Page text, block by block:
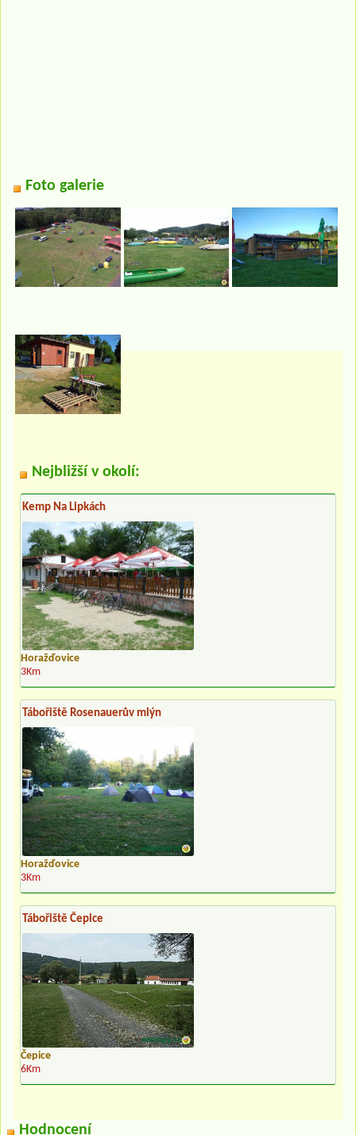
Foto galerie
Nejbližší v okolí:
Kemp Na Lipkách
Horažďovice
3Km
Tábořiště Rosenauerův mlýn
Horažďovice
3Km
Tábořiště Čepice
Čepice
6Km
Hodnocení